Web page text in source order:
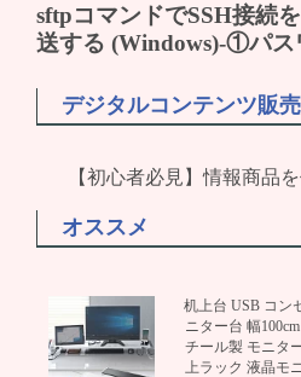
デジタルコンテンツ販
【初心者必見】情報商品
オススメ
机上台 USB コン
ニター台 幅
チール製 モニタ
上ラック 液晶モ